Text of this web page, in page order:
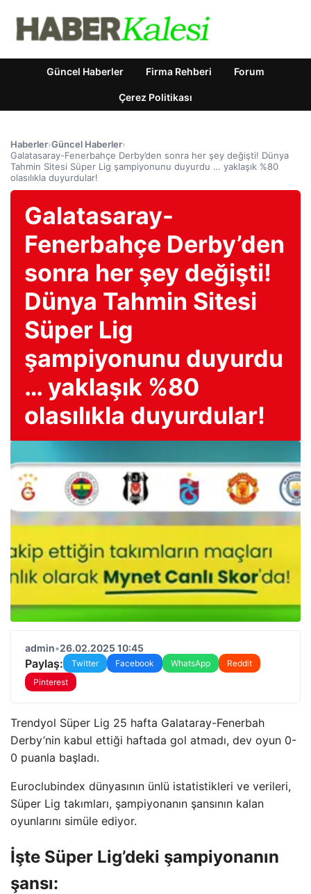
Güncel Haberler Firma Rehberi Forum
Çerez Politikası
Haberler›Güncel Haberler›
Galatasaray-Fenerbahçe Derby’den sonra her şey değişti! Dünya
Tahmin Sitesi Süper Lig şampiyonunu duyurdu … yaklaşık %80
olasılıkla duyurdular!
Galatasaray-
Fenerbahçe Derby’den
sonra her şey değişti!
Dünya Tahmin Sitesi
Süper Lig
şampiyonunu duyurdu
… yaklaşık %80
olasılıkla duyurdular!
admin•26.02.2025 10:45
Paylaş: Twitter Facebook WhatsApp
Reddit
Pinterest
Trendyol Süper Lig 25 hafta Galataray-Fenerbah
Derby’nin kabul ettiği haftada gol atmadı, dev oyun 0-
0 puanla başladı.
Euroclubindex dünyasının ünlü istatistikleri ve verileri,
Süper Lig takımları, şampiyonanın şansının kalan
oyunlarını simüle ediyor.
İşte Süper Lig’deki şampiyonanın
şansı: